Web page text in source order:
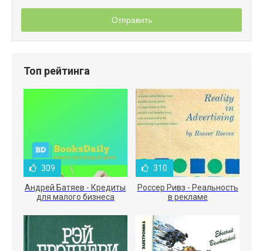
Отправить
Топ рейтинга
309
Андрей Батяев - Кредиты
для малого бизнеса
310
Россер Ривз - Реальность
в рекламе